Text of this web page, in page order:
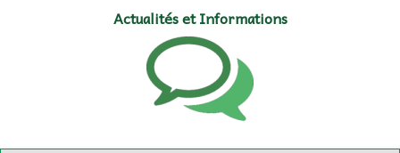
Actualités et Informations